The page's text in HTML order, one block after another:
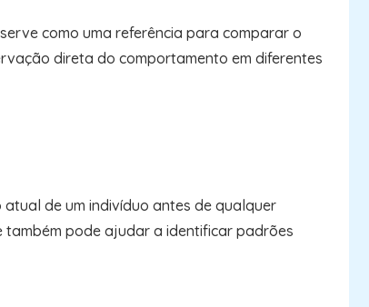
como uma referência para comparar o
direta do comportamento em diferentes
de um indivíduo antes de qualquer
também pode ajudar a identificar padrões